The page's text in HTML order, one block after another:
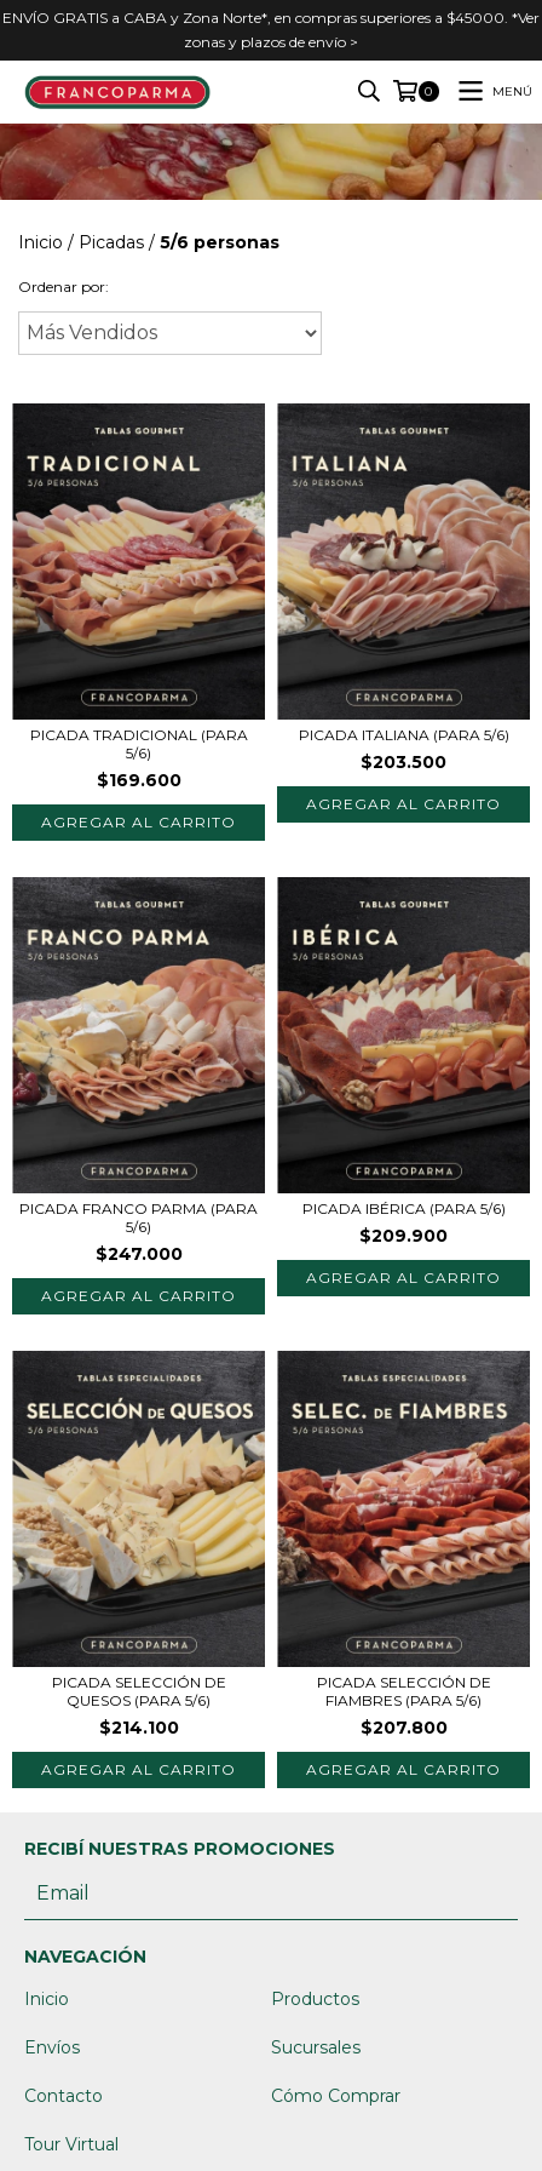
ENVÍO GRATIS a CABA y Zona Norte*, en compras superiores a $45000. *Ver
zonas y plazos de envío >
0 MENÚ
Inicio / Picadas / 5/6 personas
Ordenar por:
PICADA TRADICIONAL (PARA
5/6)
$169.600
PICADA ITALIANA (PARA 5/6)
$203.500
PICADA FRANCO PARMA (PARA
5/6)
$247.000
PICADA IBÉRICA (PARA 5/6)
$209.900
PICADA SELECCIÓN DE
QUESOS (PARA 5/6)
$214.100
PICADA SELECCIÓN DE
FIAMBRES (PARA 5/6)
$207.800
RECIBÍ NUESTRAS PROMOCIONES
NAVEGACIÓN
Inicio
Productos
Envíos Sucursales
Contacto Cómo Comprar
Tour Virtual